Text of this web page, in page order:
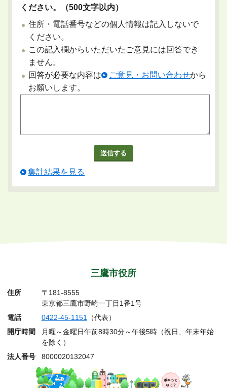
ください。（500文字以内）
住所・電話番号などの個人情報は記入しないで
ください。
この記入欄からいただいたご意見には回答でき
ません。
回答が必要な内容は
ご意見・お問い合わせから
お願いします。
集計結果を見る
三鷹市役所
住所
〒181-8555
東京都三鷹市野崎一丁目1番1号
電話
0422-45-1151（代表）
開庁時間
月曜～金曜日午前8時30分～午後5時（祝日、年末年始
を除く）
法人番号
8000020132047